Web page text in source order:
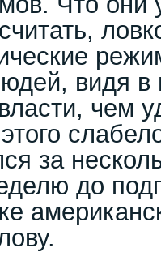
видя в
чем
за
до